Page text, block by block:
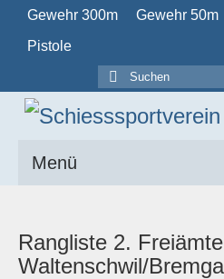
Gewehr 300m Gewehr 50m
Pistole
Suchen
nach:
Menü
Verein
Rangliste 2.
Waltenschwil/